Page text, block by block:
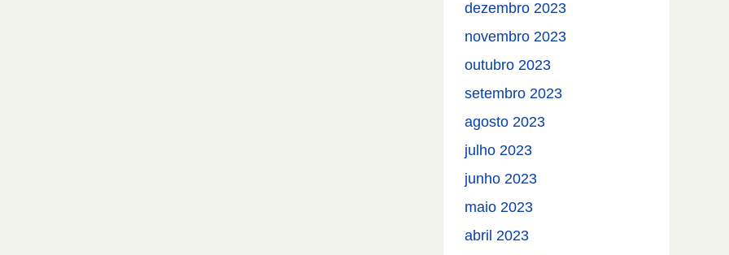
dezembro 2023
novembro 2023
outubro 2023
setembro 2023
agosto 2023
julho 2023
junho 2023
maio 2023
abril 2023